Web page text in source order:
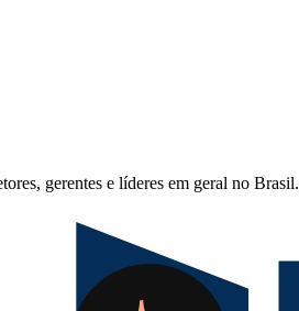
gerentes e líderes em geral no Brasil.